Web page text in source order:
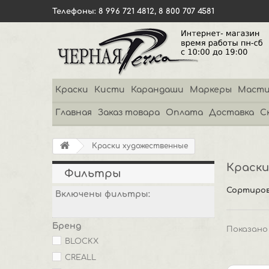
Телефоны: 8 996 721 4812, 8 800 707 4581
Краски Кисти Карандаши Маркеры
Главная Заказ товара Оплата Доставка
Краски художественные
Фильтры
Включены фильтры:
Бренд
BLOCKX
CREALL